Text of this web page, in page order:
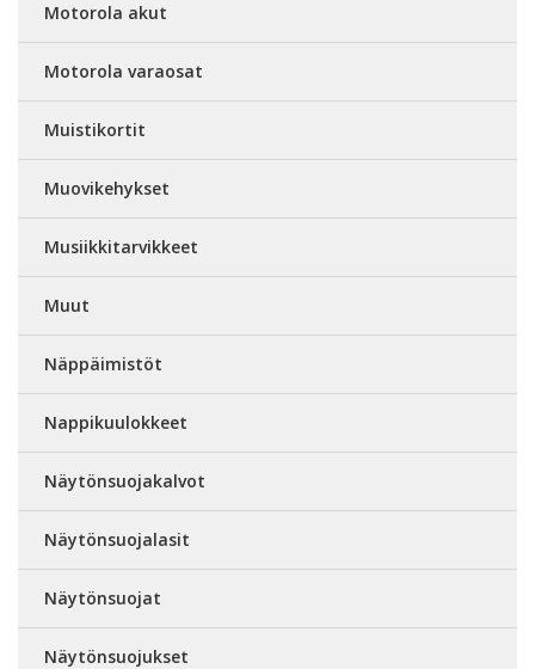
Motorola akut
Motorola varaosat
Muistikortit
Muovikehykset
Musiikkitarvikkeet
Muut
Näppäimistöt
Nappikuulokkeet
Näytönsuojakalvot
Näytönsuojalasit
Näytönsuojat
Näytönsuojukset